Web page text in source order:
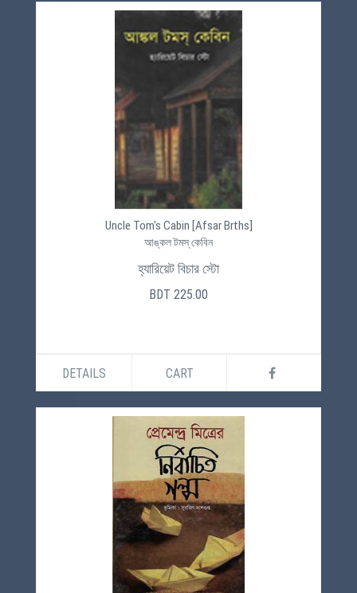
Uncle Tom's Cabin [Afsar Brths]
আঙ্কল টমস্ কেবিন
হ্যারিয়েট বিচার স্টো
BDT 225.00
DETAILS CART